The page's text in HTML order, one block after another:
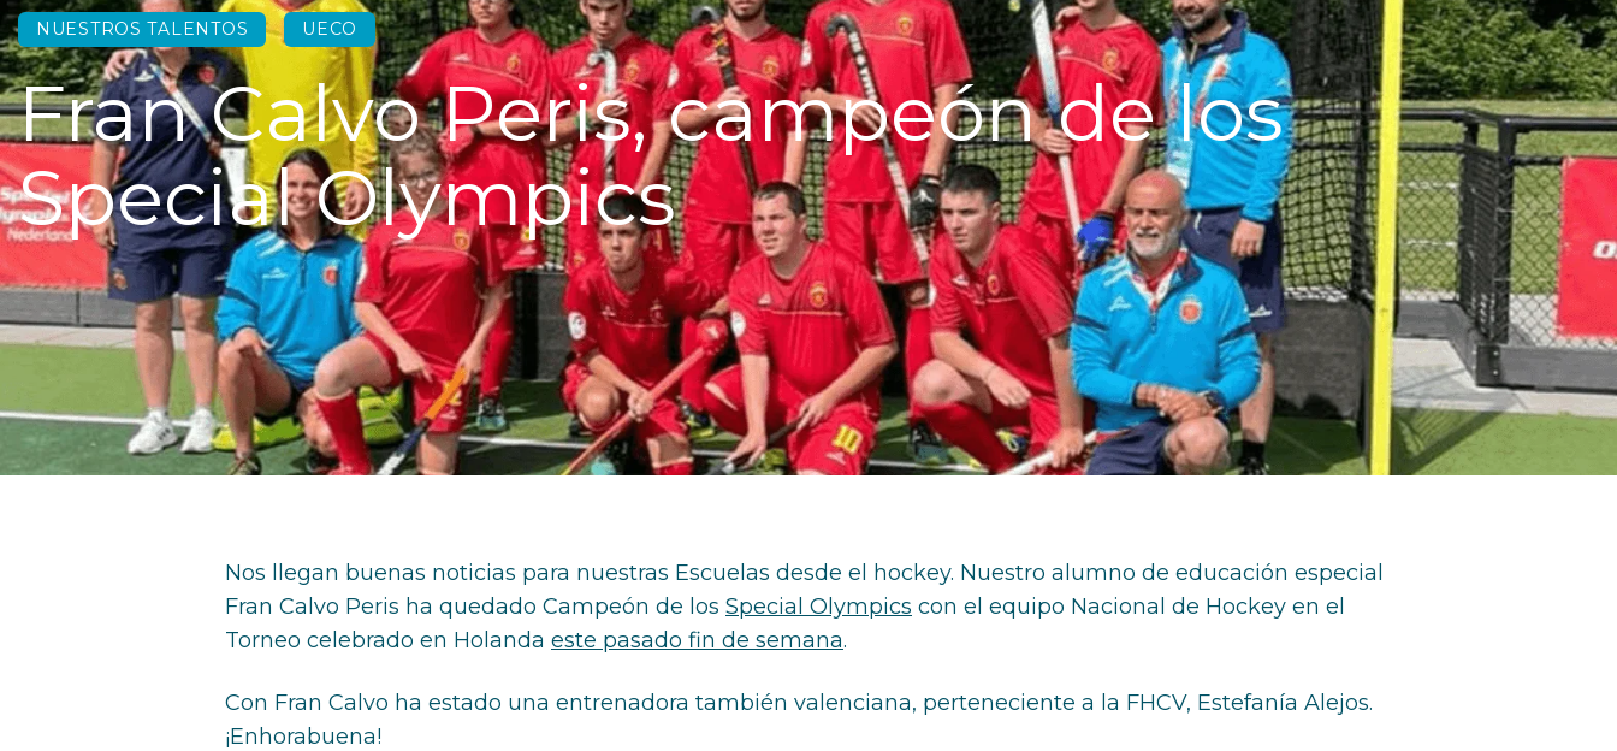
NUESTROS TALENTOS UECO
Fran Calvo Peris, campeón de los
Special Olympics
Nos llegan buenas noticias para nuestras Escuelas desde el hockey. Nuestro alumno de educación especial
Fran Calvo Peris ha quedado Campeón de los Special Olympics con el equipo Nacional de Hockey en el
Torneo celebrado en Holanda este pasado fin de semana.
Con Fran Calvo ha estado una entrenadora también valenciana, perteneciente a la FHCV, Estefanía Alejos.
¡Enhorabuena!